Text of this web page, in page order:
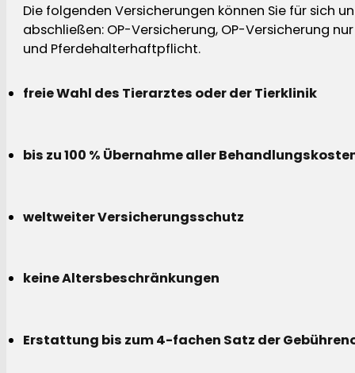
Die folgenden Versicherungen können Sie für sich
abschließen: OP-Versicherung, OP-Versicherung
und Pferdehalterhaftpflicht.
freie Wahl des Tierarztes oder der Tierklinik
bis zu 100 % Übernahme aller
weltweiter Versicherungsschutz
keine Altersbeschränkungen
Erstattung bis zum 4-fachen Satz der